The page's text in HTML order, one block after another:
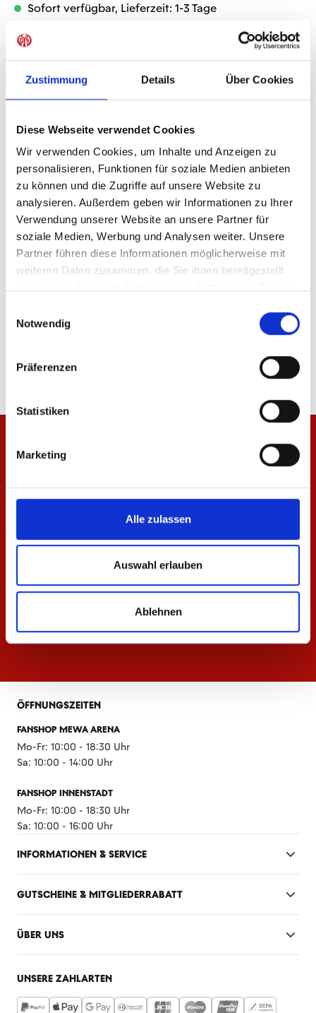
Zustimmung Details Über Cookies
Diese Webseite verwendet Cookies
Wir verwenden Cookies, um Inhalte und Anzeigen zu
personalisieren, Funktionen für soziale Medien anbieten
zu können und die Zugriffe auf unsere Website zu
analysieren. Außerdem geben wir Informationen zu Ihrer
Verwendung unserer Website an unsere Partner für
soziale Medien, Werbung und Analysen weiter. Unsere
Partner führen diese Informationen möglicherweise mit
weiteren Daten zusammen, die Sie ihnen bereitgestellt
Notwendig
Präferenzen
Statistiken
Marketing
Alle zulassen
Auswahl erlauben
Ablehnen
Sofort verfügbar, Lieferzeit: 1-3 Tage
IN DEN WARENKORB
Produktdetails
ÄHNLICHE PRODUKTE
Karte Herzlichen Glückwunsch Bär Trikot
ÖFFNUNGSZEITEN
FANSHOP MEWA ARENA
Mo-Fr: 10:00 - 18:30 Uhr
Sa: 10:00 - 14:00 Uhr
FANSHOP INNENSTADT
Mo-Fr: 10:00 - 18:30 Uhr
Sa: 10:00 - 16:00 Uhr
INFORMATIONEN & SERVICE
GUTSCHEINE & MITGLIEDERRABATT
ÜBER UNS
UNSERE ZAHLARTEN